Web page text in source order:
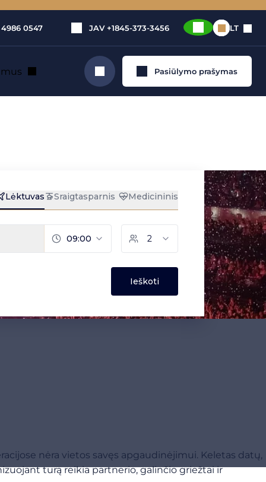
0547 JAV +1845-373-3456 LT
Ieškoti Pasiūlymo prašymas
nėra vietos savęs apgaudinėjimui. Keletas datų,
turą reikia partnerio, galinčio griežtai ir